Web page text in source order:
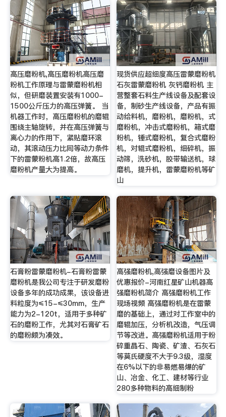
高压磨粉机,高压磨粉机高压磨
粉机工作原理与雷蒙磨粉机相
似，但研磨装置安装有1000-
1500公斤压力的高压弹簧。 当
机器工作时，高压磨粉机的磨辊
围绕主轴旋转，并在高压弹簧与
离心力的作用下，紧贴磨环滚
动，其滚动压力比同等动力条件
下的雷蒙粉机高1.2倍，故高压
磨粉机产量大为提高。
现货供应超细度高压雷蒙磨粉机
石灰雷蒙磨粉机 灰钙磨粉机 主
营整套石料生产线设备及配套设
备，制砂生产线设备，产品有振
动给料机，磨粉机，磨粉机，式
磨粉机，冲击式磨粉机，箱式磨
粉机，锤式磨粉机，复合式磨粉
机，对辊式磨粉机，细碎机，振
动筛，洗砂机，胶带输送机，球
磨机，提升机，雷蒙磨粉机等矿
山
石膏粉雷蒙磨粉机-石膏粉雷蒙
磨粉机是我公司专注于研发磨粉
设备多年的成功成果，该设备进
料粒度为≤15-≤30mm，生产
能力为2-120t，适用于多种矿
石的磨粉工作，尤其对石膏矿石
的磨粉颇为凑效。
高强磨粉机,高强磨设备图片及
优惠报价-河南红星矿山机器高
强磨粉机简介 高强磨粉机工作
现场视频 高强磨粉机是在雷蒙
磨的基础上，通过对工作室中的
磨辊加压，分析机改造，气压调
节等改进。高强磨粉机适用于粉
碎重晶石、陶瓷、矿渣、石灰石
等莫氏硬度不大于9.3级，湿度
在6%以下的非易燃易爆的矿
山、冶金、化工、建材等行业
280多种物料的高细制粉